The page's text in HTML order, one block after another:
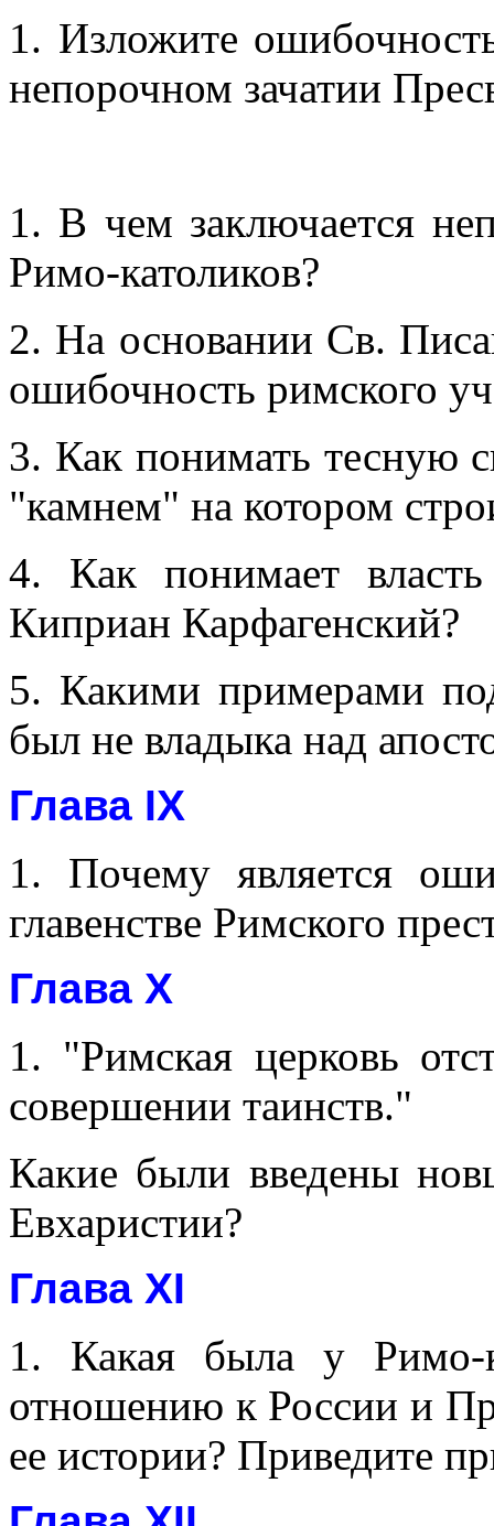
1. Изложите
непорочном зачатии
1. В чем заключается
Римо-католиков?
2. На основании Св.
ошибочность римского
3. Как понимать тесную
"камнем" на котором
4. Как понимает
Киприан Карфагенский?
5. Какими примерами
был не владыка над
Глава IX
1. Почему является
главенстве Римского
Глава X
1. "Римская церковь
совершении таинств."
Какие были введены
Евхаристии?
Глава XI
1. Какая была у Римо-
отношению к России и
ее истории? Приведите